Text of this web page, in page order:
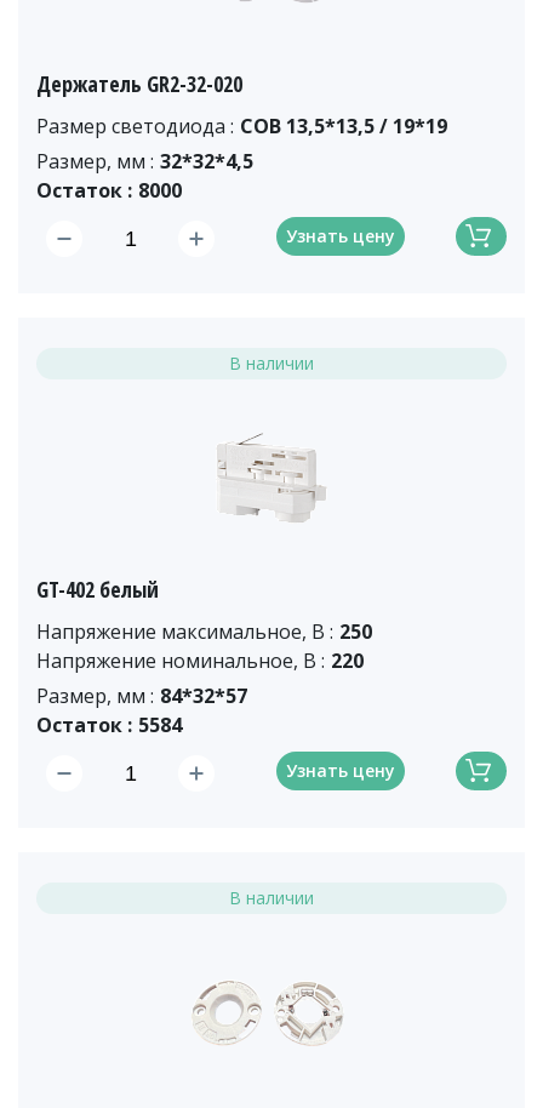
Держатель GR2-32-020
Размер светодиода : COB 13,5*13,5 / 19*19
Размер, мм : 32*32*4,5
Остаток : 8000
Узнать цену
В наличии
GT-402 белый
Напряжение максимальное, В : 250
Напряжение номинальное, В : 220
Размер, мм : 84*32*57
Остаток : 5584
Узнать цену
В наличии